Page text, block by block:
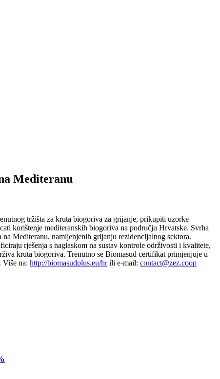
Mediteranu
tržišta za kruta biogoriva za grijanje, prikupiti uzorke
korištenje mediteranskih biogoriva na području Hrvatske. Svrha
Mediteranu, namijenjenih grijanju rezidencijalnog sektora.
rješenja s naglaskom na sustav kontrole održivosti i kvalitete,
kruta biogoriva. Trenutno se Biomasud certifikat primjenjuje u
na: http://biomasudplus.eu/hrili e-mail: contact@zez.coop